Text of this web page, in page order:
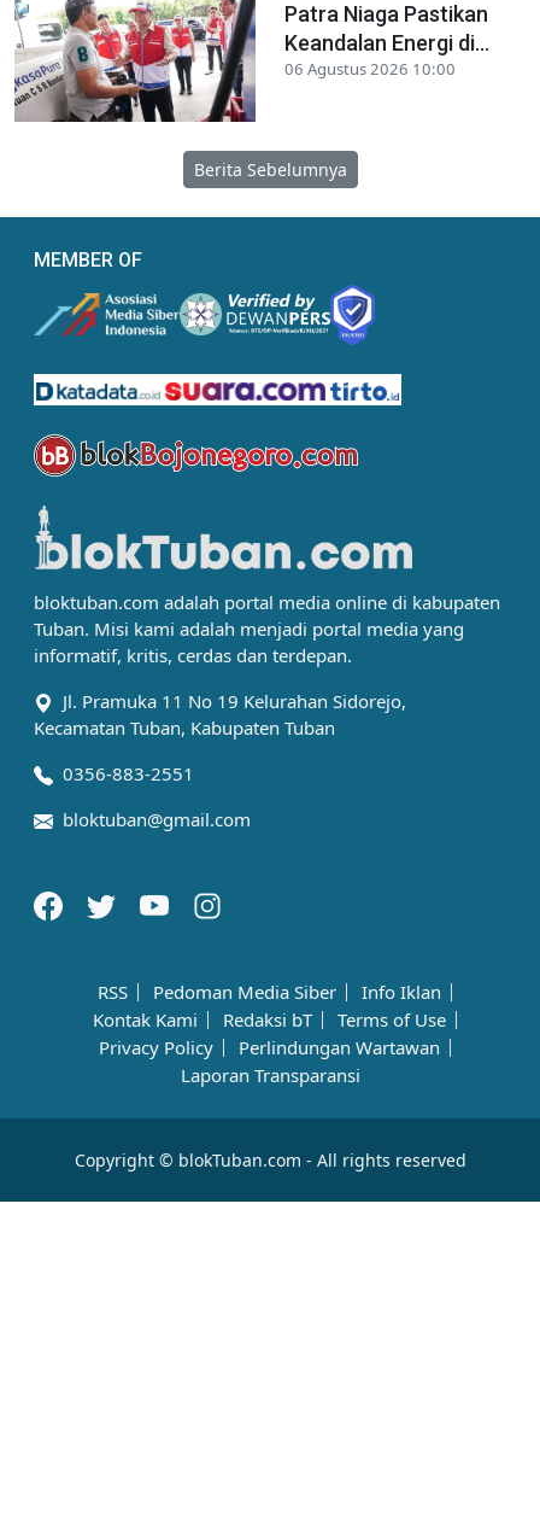
Patra Niaga Pastikan
Keandalan Energi di...
06 Agustus 2026 10:00
Berita Sebelumnya
MEMBER OF
bloktuban.com adalah portal media online di kabupaten
Tuban. Misi kami adalah menjadi portal media yang
informatif, kritis, cerdas dan terdepan.
Jl. Pramuka 11 No 19 Kelurahan Sidorejo,
Kecamatan Tuban, Kabupaten Tuban
0356-883-2551
bloktuban@gmail.com
RSS Pedoman Media Siber
Info Iklan
Kontak Kami
Redaksi bT
Terms of Use
Privacy Policy
Perlindungan Wartawan
Laporan Transparansi
Copyright © blokTuban.com - All rights reserved